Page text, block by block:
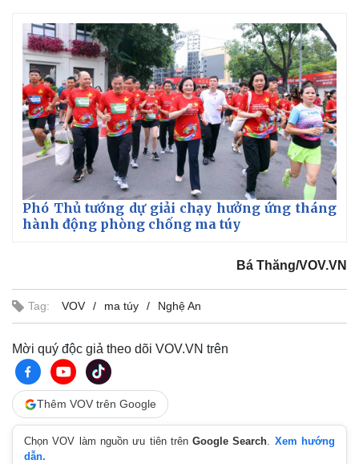
Phó Thủ tướng dự giải chạy hưởng ứng tháng
hành động phòng chống ma túy
Bá Thăng/VOV.VN
Tag: VOV ma túy Nghệ An
Mời quý độc giả theo dõi VOV.VN trên
Thêm VOV trên Google
Chọn VOV làm nguồn ưu tiên trênGoogle Search. Xem hướng
dẫn.